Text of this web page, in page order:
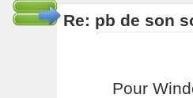
Re: pb de son
Pour